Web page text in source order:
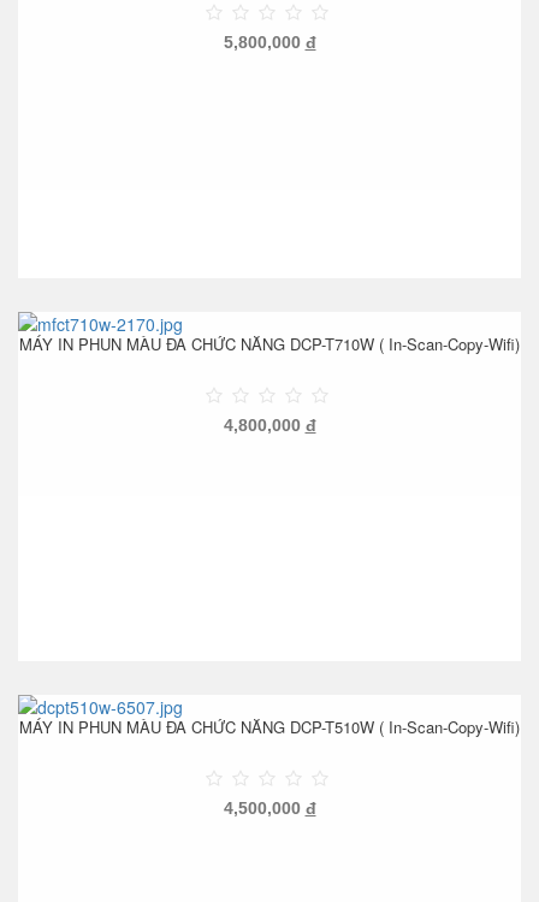
5,800,000 đ
MÁY IN PHUN MÀU ĐA CHỨC NĂNG DCP-T710W ( In-Scan-Copy-Wifi)
4,800,000 đ
MÁY IN PHUN MÀU ĐA CHỨC NĂNG DCP-T510W ( In-Scan-Copy-Wifi)
4,500,000 đ